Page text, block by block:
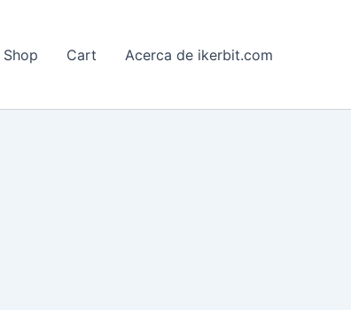
Shop Cart Acerca de ikerbit.com